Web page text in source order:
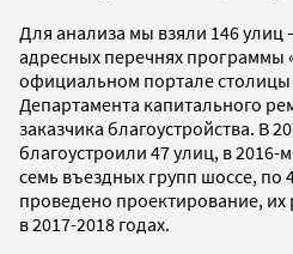
Для анализа мы взяли 146 улиц
адресных перечнях программы
официальном портале
Департамента капитального
заказчика благоустройства. В
благоустроили 47 улиц, в 2016-
семь въездных групп шоссе, по
проведено проектирование,
в 2017-2018 годах.